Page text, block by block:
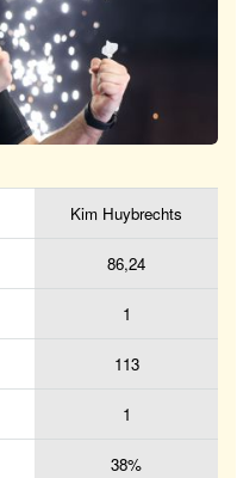
Kim Huybrechts
86,24
1
113
1
38%